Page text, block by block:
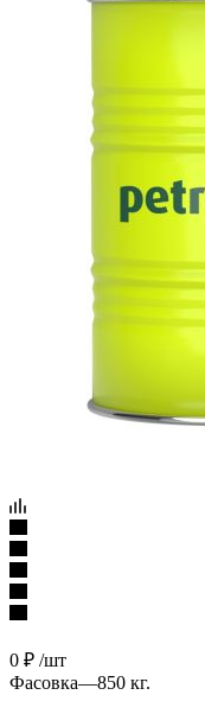
0 ₽ /шт
Фасовка—850 кг.